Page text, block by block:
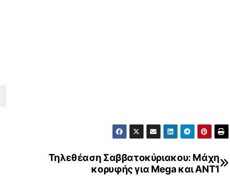
Τηλεθέαση Σαββατοκύριακου: Μάχη
κορυφής για Mega και ANT1